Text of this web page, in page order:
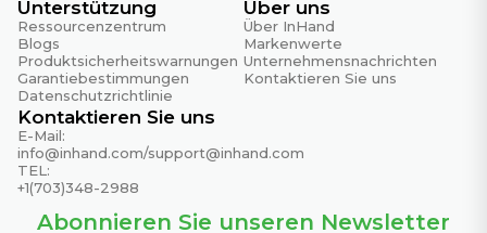
Unterstützung
Ressourcenzentrum
Blogs
Produktsicherheitswarnungen
Garantiebestimmungen
Datenschutzrichtlinie
Über uns
Über InHand
Markenwerte
Unternehmensnachrichten
Kontaktieren Sie uns
Kontaktieren Sie uns
E-Mail:
info@inhand.com/support@inhand.com
TEL:
+1(703)348-2988
Abonnieren Sie unseren Newsletter